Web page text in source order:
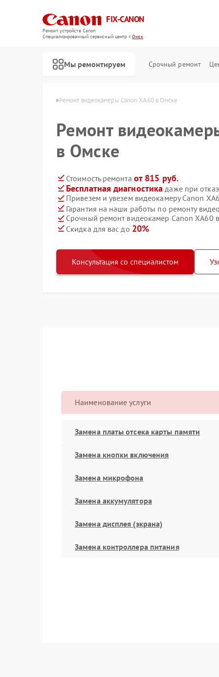
FIX-CANON
Ремонт устройств Canon
Специализированный cервисный центр г.Омск
Мы ремонтируем Срочный ремонт
Ремонт видеокамеры Canon XA60 в Омске
Ремонт
в Омске
Стоимость ремонта от 815 руб.
Бесплатная диагностика даже при
Привезем и увезем видеокамеру Canon
Гарантия на наши работы по ремонту
Срочный ремонт видеокамер Canon XA60
Скидка для вас до 20%
Консультация со специалистом
Наименование услуги
Замена платы отсека карты памяти
Замена кнопки включения
Замена микрофона
Замена аккумулятора
Замена дисплея (экрана)
Замена контроллера питания